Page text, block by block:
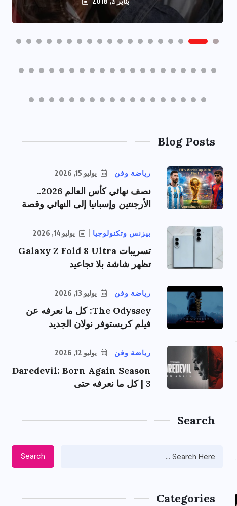
Blog Posts
رياضة وفن يوليو 15, 2026
نصف نهائي كأس العالم 2026..
الأرجنتين وإسبانيا إلى النهائي وقصة
بيزنس وتكنولوجيا يوليو 14, 2026
تسريبات Galaxy Z Fold 8 Ultra
تظهر شاشة بلا تجاعيد
رياضة وفن يوليو 13, 2026
The Odyssey: كل ما نعرفه عن
فيلم كريستوفر نولان الجديد
رياضة وفن يوليو 12, 2026
Daredevil: Born Again Season
3 | كل ما نعرفه حتى
Search
Search
Categories